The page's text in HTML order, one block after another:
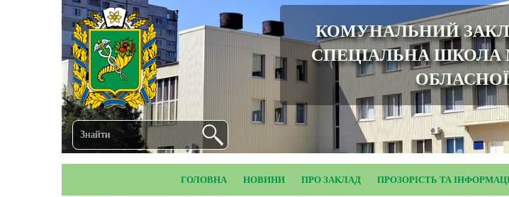
КОМУНАЛЬНИЙ
СПЕЦІАЛЬНА ШКОЛА
ГОЛОВНА НОВИНИ ПРО ЗАКЛАД ПРОЗОРІСТЬ ТА